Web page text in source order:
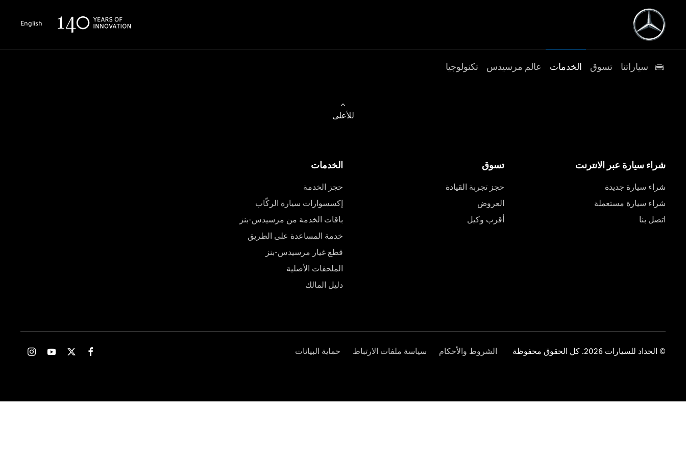
English
سياراتنا تسوق الخدمات عالم مرسيدس تكنولوجيا
للأعلى
شراء سيارة عبر الانترنت
شراء سيارة جديدة
شراء سيارة مستعملة
اتصل بنا
تسوق
حجز تجربة القيادة
العروض
أقرب وكيل
الخدمات
حجز الخدمة
إكسسوارات سيارة الركّاب
باقات الخدمة من مرسيدس-بنز
خدمة المساعدة على الطريق
قطع غيار مرسيدس-بنز
الملحقات الأصلية
دليل المالك
© الحداد للسيارات 2026. كل الحقوق محفوظة الشروط والأحكام سياسة ملفات الارتباط حماية البيانات